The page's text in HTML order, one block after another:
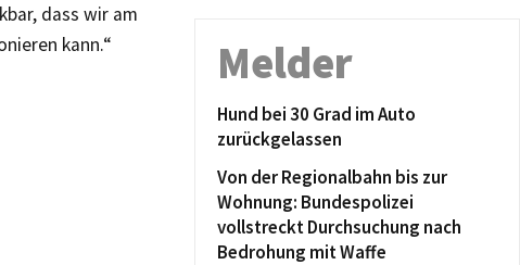
dass wir am
kann.“
Melder
Hund bei 30 Grad im Auto
zurückgelassen
Von der Regionalbahn bis zur
Wohnung: Bundespolizei
vollstreckt Durchsuchung nach
Bedrohung mit Waffe